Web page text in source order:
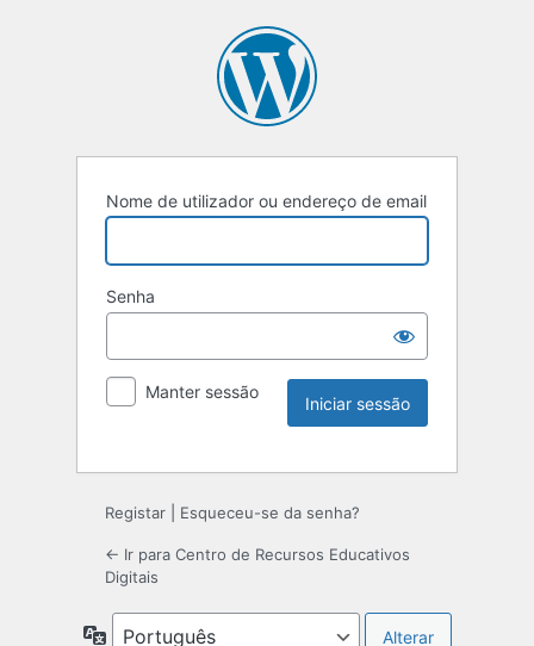
Nome de utilizador ou endereço de email
Senha
Manter sessão
Registar Esqueceu-se da senha?
← Ir para Centro de Recursos Educativos
Digitais
Idioma